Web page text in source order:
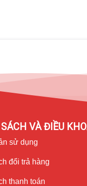
Retina XDR, giúp
nổ, đáp ứng trọn vẹn
True Tone cũng giúp
VÀ ĐIỀU
sử dụng
đổi trả hàng
thanh toán